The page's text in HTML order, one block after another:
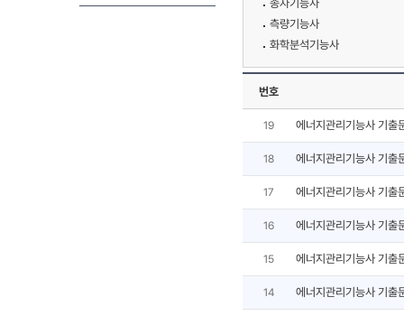
종자기능사
측량기능사
화학분석기능사
번호
19 에너지관리기능사 기출
18 에너지관리기능사 기출
17 에너지관리기능사 기출
16 에너지관리기능사 기출
15 에너지관리기능사 기출
14 에너지관리기능사 기출